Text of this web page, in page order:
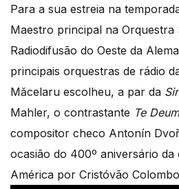
Para a sua estreia na
Maestro principal na Orquestra
Radiodifusão do Oeste da
principais orquestras de rádio
Măcelaru escolheu, a par da
Mahler, o contrastante Te Deum
compositor checo Antonín
ocasião do 400º aniversário da
América por Cristóvão